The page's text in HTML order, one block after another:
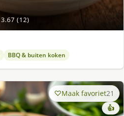
3.67 (12)
BBQ & buiten koken
Maak favoriet21
👍